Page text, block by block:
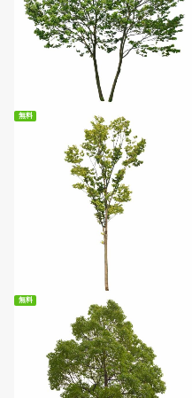
無料ダウンロード
無料
無料ダウンロード
無料